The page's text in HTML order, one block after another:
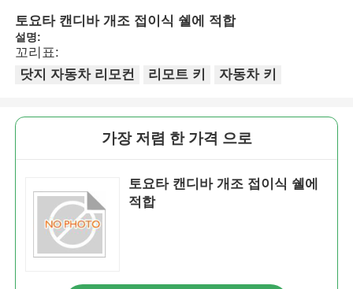
토요타 캔디바 개조 접이식 쉘에 적합
설명:
꼬리표:
닷지 자동차 리모컨
리모트 키 자동차 키
가장 저렴 한 가격 으로
토요타 캔디바 개조 접이식 쉘에
적합